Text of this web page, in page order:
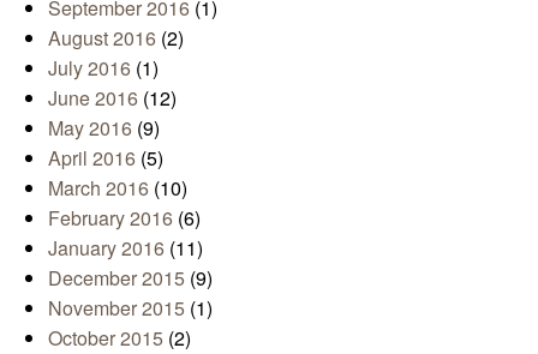
September 2016 (1)
August 2016 (2)
July 2016 (1)
June 2016 (12)
May 2016 (9)
April 2016 (5)
March 2016 (10)
February 2016 (6)
January 2016 (11)
December 2015 (9)
November 2015 (1)
October 2015 (2)